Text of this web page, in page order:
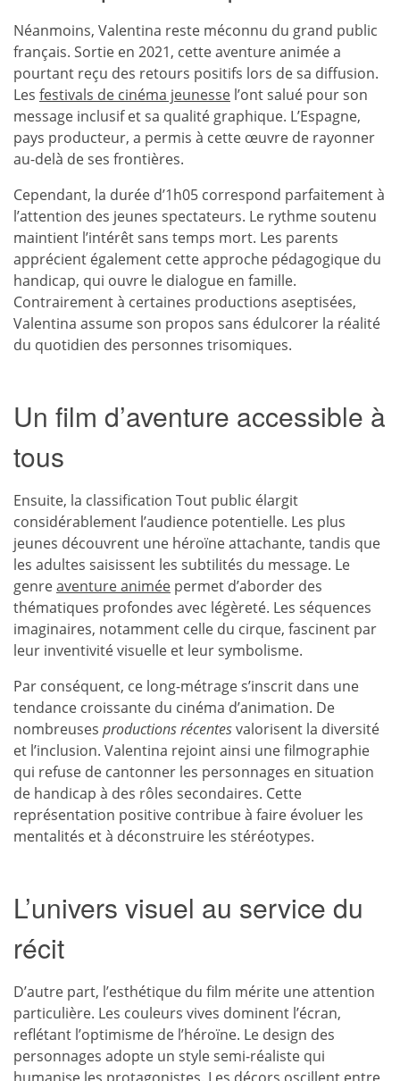
Néanmoins, Valentina reste méconnu du grand public
français. Sortie en 2021, cette aventure animée a
pourtant reçu des retours positifs lors de sa diffusion.
Les festivals de cinéma jeunesse l’ont salué pour son
message inclusif et sa qualité graphique. L’Espagne,
pays producteur, a permis à cette œuvre de rayonner
au-delà de ses frontières.
Cependant, la durée d’1h05 correspond parfaitement à
l’attention des jeunes spectateurs. Le rythme soutenu
maintient l’intérêt sans temps mort. Les parents
apprécient également cette approche pédagogique du
handicap, qui ouvre le dialogue en famille.
Contrairement à certaines productions aseptisées,
Valentina assume son propos sans édulcorer la réalité
du quotidien des personnes trisomiques.
Un film d’aventure accessible à
tous
Ensuite, la classification Tout public élargit
considérablement l’audience potentielle. Les plus
jeunes découvrent une héroïne attachante, tandis que
les adultes saisissent les subtilités du message. Le
genreaventure animée permet d’aborder des
thématiques profondes avec légèreté. Les séquences
imaginaires, notamment celle du cirque, fascinent par
leur inventivité visuelle et leur symbolisme.
Par conséquent, ce long-métrage s’inscrit dans une
tendance croissante du cinéma d’animation. De
nombreuses productions récentesvalorisent la diversité
et l’inclusion. Valentina rejoint ainsi une filmographie
qui refuse de cantonner les personnages en situation
de handicap à des rôles secondaires. Cette
représentation positive contribue à faire évoluer les
mentalités et à déconstruire les stéréotypes.
L’univers visuel au service du
récit
D’autre part, l’esthétique du film mérite une attention
particulière. Les couleurs vives dominent l’écran,
reflétant l’optimisme de l’héroïne. Le design des
personnages adopte un style semi-réaliste qui